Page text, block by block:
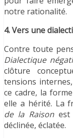
notre rationalité.
4. Vers une
Contre toute
Dialectique
clôture
tensions
ce cadre, la
elle a hérité. La
de la Raison est
déclinée, éclatée.